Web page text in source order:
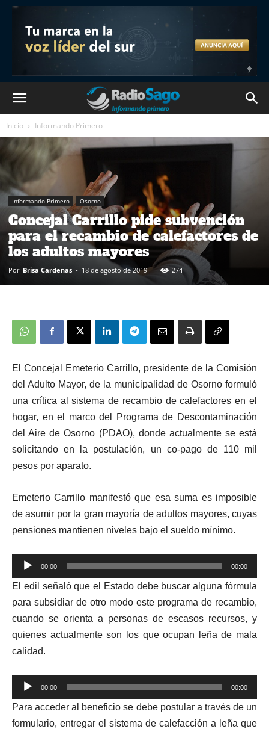
Inicio Informando Primero
Informando Primero Osorno
Concejal Carrillo pide subvención
para el recambio de calefactores de
los adultos mayores
Por Brisa Cardenas - 18 de agosto de 2019 274
El Concejal Emeterio Carrillo, presidente de la Comisión
del Adulto Mayor, de la municipalidad de Osorno formuló
una crítica al sistema de recambio de calefactores en el
hogar, en el marco del Programa de Descontaminación
del Aire de Osorno (PDAO), donde actualmente se está
solicitando en la postulación, un co-pago de 110 mil
pesos por aparato.
Emeterio Carrillo manifestó que esa suma es imposible
de asumir por la gran mayoría de adultos mayores, cuyas
pensiones mantienen niveles bajo el sueldo mínimo.
Reproductor
de
audio
00:00 00:00
El edil señaló que el Estado debe buscar alguna fórmula
para subsidiar de otro modo este programa de recambio,
cuando se orienta a personas de escasos recursos, y
quienes actualmente son los que ocupan leña de mala
calidad.
Reproductor
de
audio
00:00 00:00
Para acceder al beneficio se debe postular a través de un
formulario, entregar el sistema de calefacción a leña que